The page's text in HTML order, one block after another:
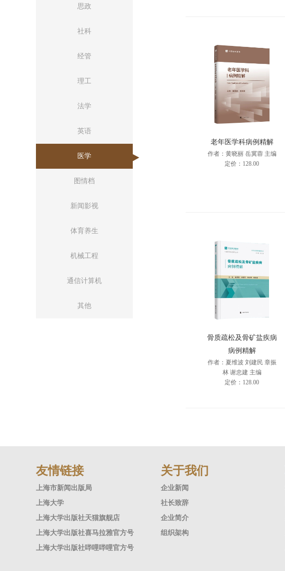
思政
社科
经管
理工
法学
英语
医学
图情档
新闻影视
体育养生
机械工程
通信计算机
其他
老年医学科病例精解
作者：黄晓丽 岳冀蓉 主编
定价：128.00
骨质疏松及骨矿盐疾病
病例精解
作者：夏维波 刘建民 章振
林 谢忠建 主编
定价：128.00
友情链接
上海市新闻出版局
上海大学
上海大学出版社天猫旗舰店
上海大学出版社喜马拉雅官方号
上海大学出版社哔哩哔哩官方号
关于我们
企业新闻
社长致辞
企业简介
组织架构